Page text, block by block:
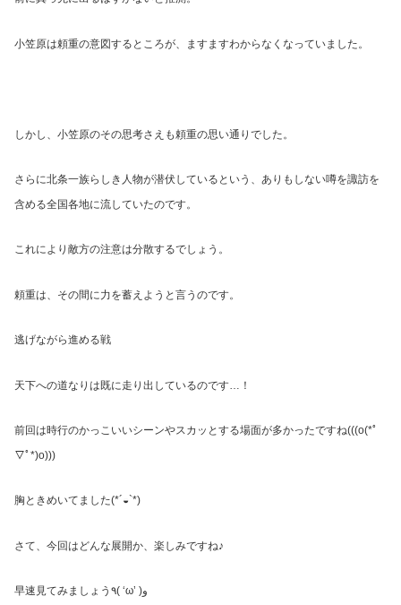
小笠原は頼重の意図するところが、ますますわからなくなっていました。
しかし、小笠原のその思考さえも頼重の思い通りでした。
さらに北条一族らしき人物が潜伏しているという、ありもしない噂を諏訪を
含める全国各地に流していたのです。
これにより敵方の注意は分散するでしょう。
頼重は、その間に力を蓄えようと言うのです。
逃げながら進める戦
天下への道なりは既に走り出しているのです ！
前回は時行のかっこいいシーンやスカッとする場面が多かったですね(((o(*ﾟ
▽ﾟ *)o)))
胸ときめいてました(*´ ◒`*)
さて、今回はどんな展開か、楽しみですね♪
早速見てみましょう ٩( ‘ω’ )و